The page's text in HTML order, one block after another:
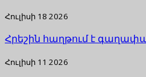
Հուլիսի 18 2026
Հրեշին հաղթում է
Հուլիսի 11 2026